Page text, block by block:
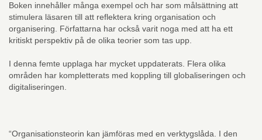
Boken innehåller många exempel och har som målsättning att
stimulera läsaren till att reflektera kring organisation och
organisering. Författarna har också varit noga med att ha ett
kritiskt perspektiv på de olika teorier som tas upp.
I denna femte upplaga har mycket uppdaterats. Flera olika
områden har kompletterats med koppling till globaliseringen och
digitaliseringen.
“Organisationsteorin kan jämföras med en verktygslåda. I den